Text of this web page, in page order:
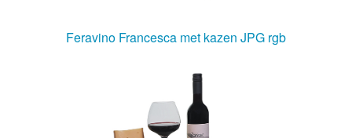
Feravino Francesca met kazen JPG rgb